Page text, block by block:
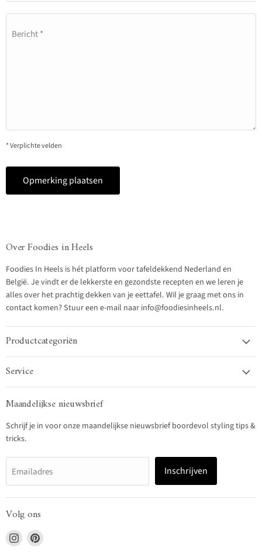
Bericht *
* Verplichte velden
Opmerking plaatsen
Over Foodies in Heels
Foodies In Heels is hét platform voor tafeldekkend Nederland en
België. Je vindt er de lekkerste en gezondste recepten en we leren je
alles over het prachtig dekken van je eettafel. Wil je graag met ons in
contact komen? Stuur een e-mail naar info@foodiesinheels.nl.
Productcategoriën
Service
Maandelijkse nieuwsbrief
Schrijf je in voor onze maandelijkse nieuwsbrief boordevol styling tips &
tricks.
Emailadres Inschrijven
Volg ons
Vind
ons
Vind